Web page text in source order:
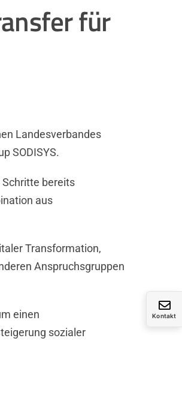
Kontakt
für
Landesverbandes
SODISYS.
Schritte bereits
aus
Transformation,
Anspruchsgruppen
einen
sozialer